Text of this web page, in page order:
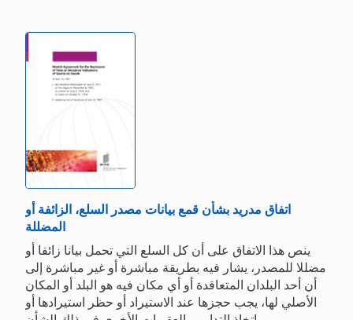
اتفاق مدريد بشأن قمع بيانات مصدر السلع، الزائفة أو
المضللة
ينص هذا الاتفاق على أن كل السلع التي تحمل بيانا زائفا أو
مضللا للمصدر، يشار فيه بطريقة مباشرة أو غير مباشرة إلى
أن أحد البلدان المتعاقدة أو أي مكان فيه هو البلد أو المكان
الأصلي لها، يجب حجزها عند الاستيراد أو حظر استيرادها أو